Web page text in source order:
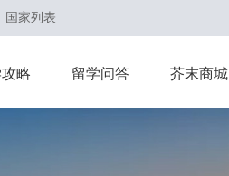
国家列表
略 留学问答 芥末商城